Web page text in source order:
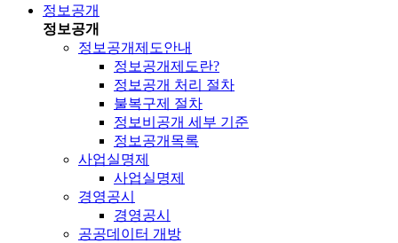
정보공개
정보공개
정보공개제도안내
정보공개제도란?
정보공개 처리 절차
불복구제 절차
정보비공개 세부 기준
정보공개목록
사업실명제
사업실명제
경영공시
경영공시
공공데이터 개방